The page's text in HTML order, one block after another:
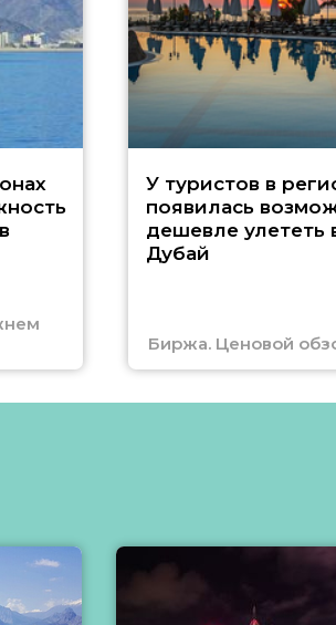
У туристов в
появилась
дешевле улететь
Дубай
Биржа. Ценовой